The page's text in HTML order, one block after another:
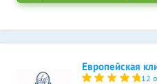
Европейская
12